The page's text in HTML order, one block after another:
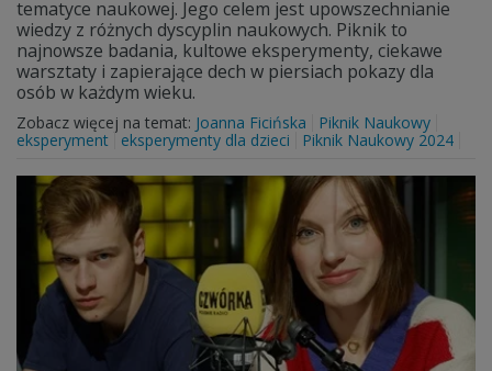
tematyce naukowej. Jego celem jest upowszechnianie
wiedzy z różnych dyscyplin naukowych. Piknik to
najnowsze badania, kultowe eksperymenty, ciekawe
warsztaty i zapierające dech w piersiach pokazy dla
osób w każdym wieku.
Zobacz więcej na temat: Joanna Ficińska
Piknik Naukowy
eksperyment
eksperymenty dla dzieci Piknik Naukowy 2024